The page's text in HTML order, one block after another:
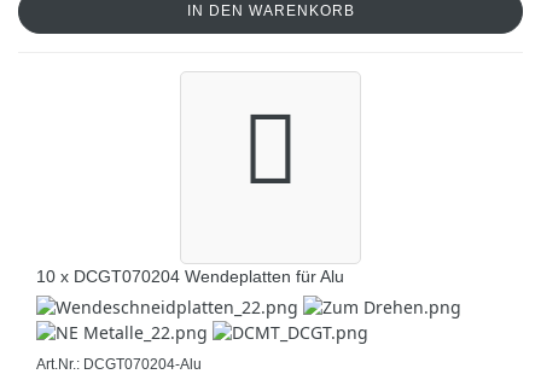
IN DEN WARENKORB
10 x DCGT070204 Wendeplatten für Alu
Art.Nr.: DCGT070204-Alu